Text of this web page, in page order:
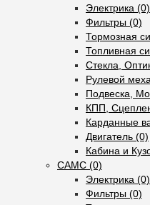
Электрика (0)
Фильтры (0)
Тормозная
Топливная
Стекла,
Рулевой
Подвеска,
КПП,
Карданные
Двигатель (0)
Кабина и
CAMC (0)
Электрика (0)
Фильтры (0)